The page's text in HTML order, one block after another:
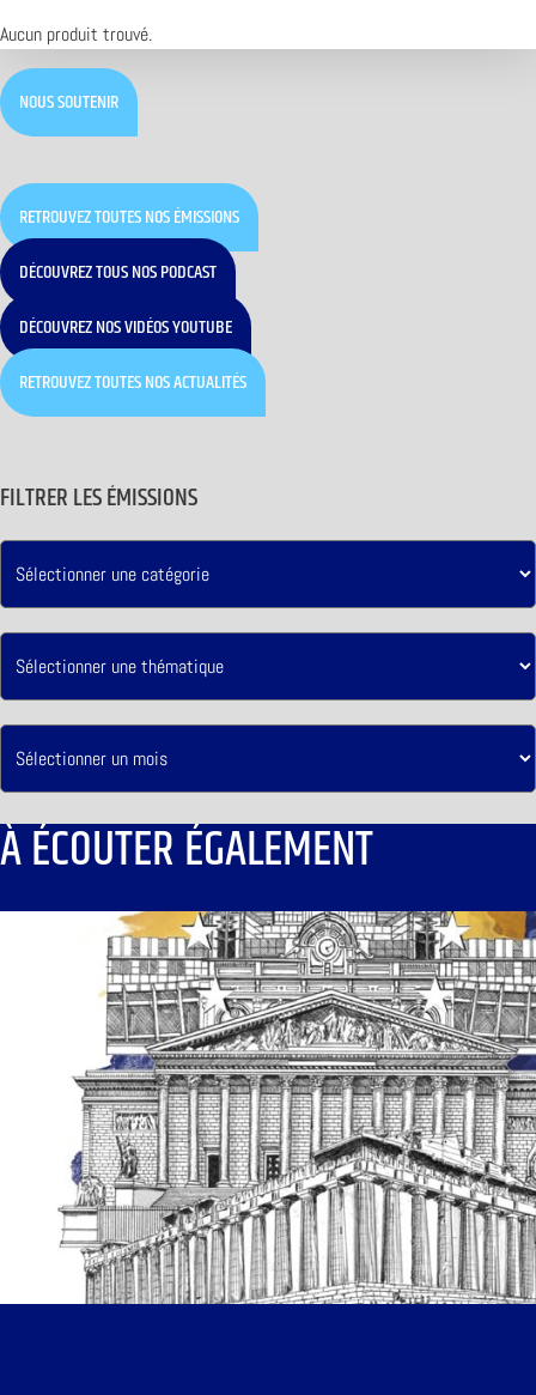
Aucun produit trouvé.
NOUS SOUTENIR
RETROUVEZ TOUTES NOS ÉMISSIONS
DÉCOUVREZ TOUS NOS PODCAST
DÉCOUVREZ NOS VIDÉOS YOUTUBE
RETROUVEZ TOUTES NOS ACTUALITÉS
FILTRER LES ÉMISSIONS
À ÉCOUTER ÉGALEMENT